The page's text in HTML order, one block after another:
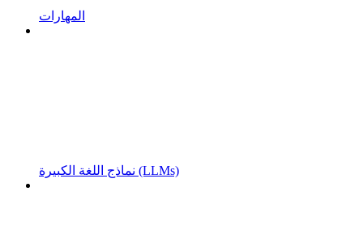
المهارات
نماذج اللغة الكبيرة (LLMs)